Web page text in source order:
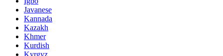
Javanese
Kannada
Kazakh
Khmer
Kurdish
Kyrgyz